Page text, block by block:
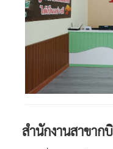
สำนักงานสาขาก